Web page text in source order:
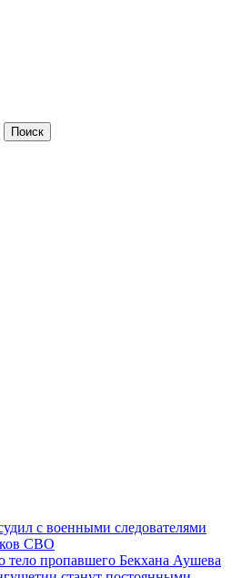
с военными следователями
СВО
тело пропавшего Бекхана Аушева